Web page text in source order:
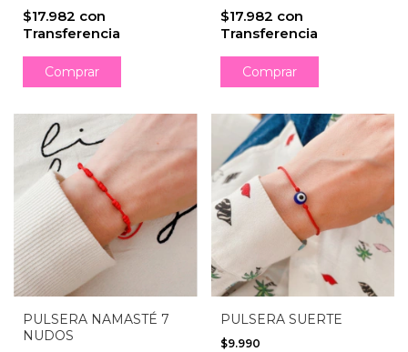
$17.982 con
Transferencia
$17.982 con
Transferencia
PULSERA NAMASTÉ 7
NUDOS
PULSERA SUERTE
$9.990